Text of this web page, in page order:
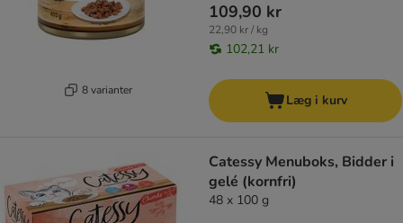
8 varianter
109,90 kr
22,90 kr / kg
102,21 kr
Læg i kurv
Catessy Menuboks, Bidder i
gelé (kornfri)
48 x 100 g